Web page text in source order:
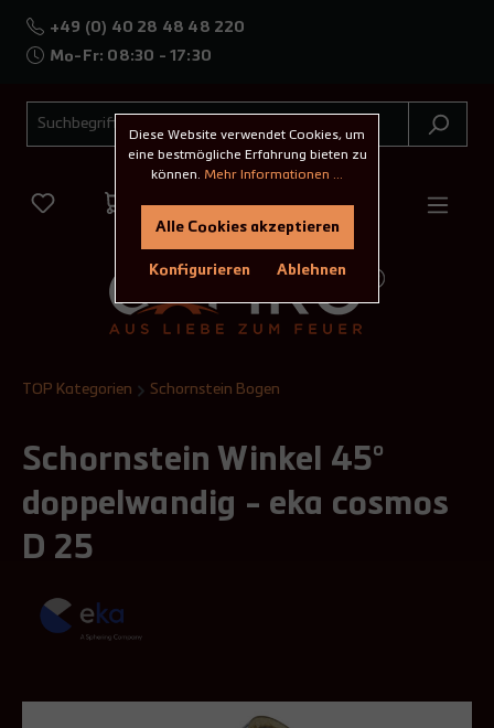
+49 (0) 40 28 48 48 220
Mo-Fr: 08:30 - 17:30
TOP Kategorien Schornstein Bogen
Schornstein Winkel 45°
doppelwandig - eka cosmos
D 25
Diese Website verwendet Cookies, um
eine bestmögliche Erfahrung bieten zu
können. Mehr Informationen ...
Ablehnen
Konfigurieren
Alle Cookies akzeptieren